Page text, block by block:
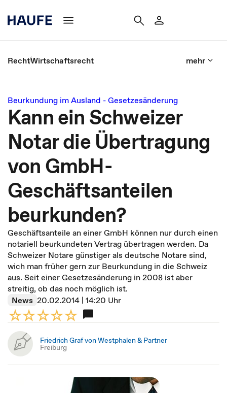
RechtWirtschaftsrecht mehr
Beurkundung im Ausland - Gesetzesänderung
Kann ein Schweizer
Notar die Übertragung
von GmbH-
Geschäftsanteilen
beurkunden?
Geschäftsanteile an einer GmbH können nur durch einen
notariell beurkundeten Vertrag übertragen werden. Da
Schweizer Notare günstiger als deutsche Notare sind,
wich man früher gern zur Beurkundung in die Schweiz
aus. Seit einer Gesetzesänderung in 2008 ist aber
streitig, ob das noch möglich ist.
News 20.02.2014 | 14:20 Uhr
Friedrich Graf von Westphalen & Partner
Freiburg